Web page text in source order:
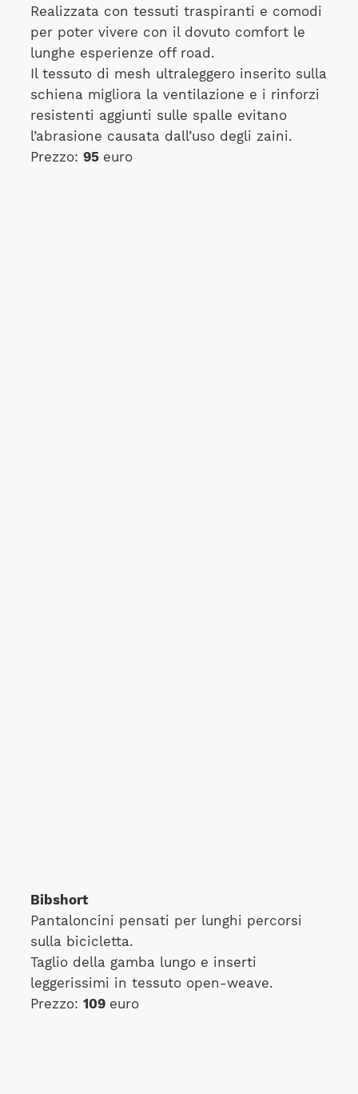
Realizzata con tessuti traspiranti e comodi
per poter vivere con il dovuto comfort le
lunghe esperienze off road.
Il tessuto di mesh ultraleggero inserito sulla
schiena migliora la ventilazione e i rinforzi
resistenti aggiunti sulle spalle evitano
l’abrasione causata dall’uso degli zaini.
Prezzo: 95 euro
Bibshort
Pantaloncini pensati per lunghi percorsi
sulla bicicletta.
Taglio della gamba lungo e inserti
leggerissimi in tessuto open-weave.
Prezzo: 109 euro